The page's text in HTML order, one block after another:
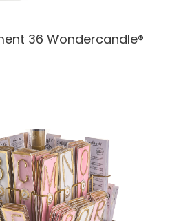
36 Wondercandle®